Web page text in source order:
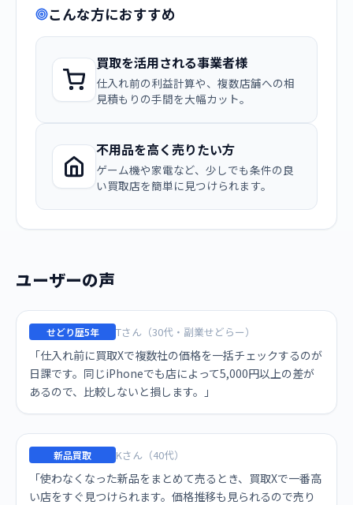
こんな方におすすめ
買取を活用される事業者様
仕入れ前の利益計算や、複数店舗への相
見積もりの手間を大幅カット。
不用品を高く売りたい方
ゲーム機や家電など、少しでも条件の良
い買取店を簡単に見つけられます。
ユーザーの声
せどり歴5年 Tさん（30代・副業せどらー）
「仕入れ前に買取Xで複数社の価格を一括チェックするのが
日課です。同じiPhoneでも店によって5,000円以上の差が
あるので、比較しないと損します。」
新品買取 Kさん（40代）
「使わなくなった新品をまとめて売るとき、買取Xで一番高
い店をすぐ見つけられます。価格推移も見られるので売り